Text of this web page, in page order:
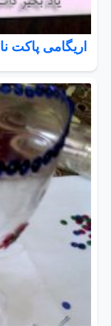
اریگامی پاکت